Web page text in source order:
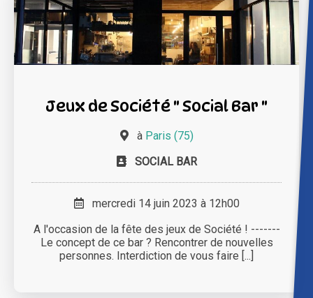
Jeux de Société " Social Bar "
à Paris (75)
SOCIAL BAR
mercredi 14 juin 2023 à 12h00
A l'occasion de la fête des jeux de Société ! -------
Le concept de ce bar ? Rencontrer de nouvelles
personnes. Interdiction de vous faire [...]